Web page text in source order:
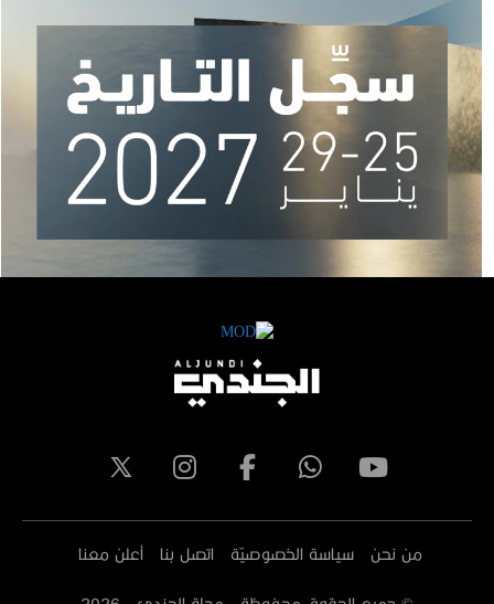
من نحن سياسة الخصوصيّة اتصل بنا أعلن معنا